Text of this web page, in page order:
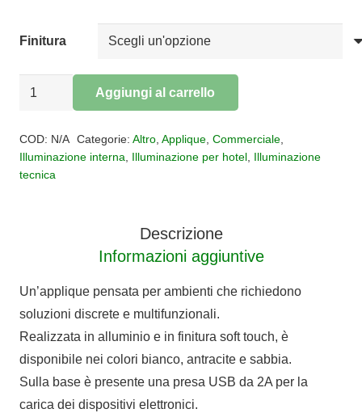
Finitura
APPLIQUE
CCT
2700K-
Aggiungi al carrello
COD: N/A Categorie: Altro, Applique, Commerciale,
Illuminazione interna
Illuminazione per hotel Illuminazione
tecnica
Descrizione
Informazioni aggiuntive
Un’applique pensata per ambienti che richiedono
soluzioni discrete e multifunzionali.
Realizzata in alluminio e in finitura soft touch, è
disponibile nei colori bianco, antracite e sabbia.
Sulla base è presente una presa USB da 2A per la
carica dei dispositivi elettronici.